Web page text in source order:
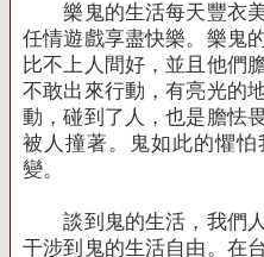
樂鬼的生活每天豐衣美
任情遊戲享盡快樂。樂鬼
比不上人間好，並且他們
不敢出來行動，有亮光的
動，碰到了人，也是膽怯
被人撞著。鬼如此的懼
變。
談到鬼的生活，我們人
干涉到鬼的生活自由。在